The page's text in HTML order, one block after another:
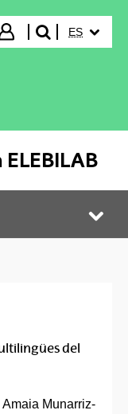
Iniciar sesión
buscar"
ES
del
Amaia Munarriz-